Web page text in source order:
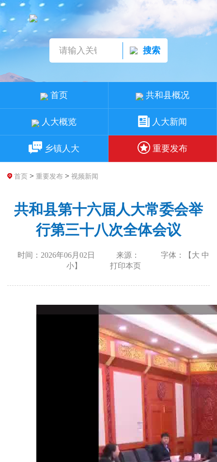
搜索
首页 共和县概况
人大概览 人大新闻
乡镇人大 重要发布
首页 > 重要发布 > 视频新闻
共和县第十六届人大常委会举
行第三十八次全体会议
时间：2026年06月02日 来源： 字体：【 大 中
小】 打印本页